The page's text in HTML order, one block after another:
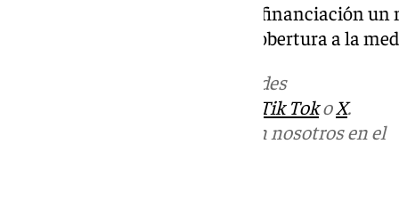
destinar a través del modelo de financiación
millones hasta 2027 para dar cobertura a la
en las redes
Tik TokoX.
Puedes ponerte en contacto con nosotros en el